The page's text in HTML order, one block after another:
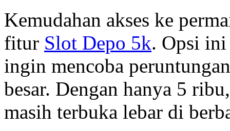
Kemudahan akses ke
fitur Slot Depo 5k. Opsi ini
ingin mencoba
besar. Dengan hanya 5
masih terbuka lebar di